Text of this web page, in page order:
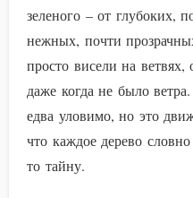
зеленого – от глубоких,
нежных, почти
просто висели на ветвях,
даже когда не было
едва уловимо, но это
что каждое дерево
то тайну.